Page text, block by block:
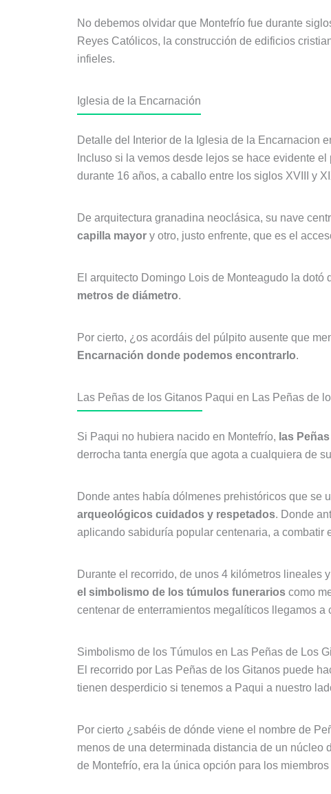
No debemos olvidar que Montefrío fue durante
Reyes Católicos, la construcción de edificios
infieles.
Iglesia de la Encarnación
Detalle del Interior de la Iglesia de la Encarnacion
Incluso si la vemos desde lejos se hace evidente
durante 16 años, a caballo entre los siglos XVIII y
De arquitectura granadina neoclásica, su nave
capilla mayor y otro, justo enfrente, que es el
El arquitecto Domingo Lois de Monteagudo la
metros de diámetro.
Por cierto, ¿os acordáis del púlpito ausente que
Encarnación donde podemos encontrarlo.
Las Peñas de los Gitanos Paqui en Las Peñas de
Si Paqui no hubiera nacido en Montefrío, las
derrocha tanta energía que agota a cualquiera de
Donde antes había dólmenes prehistóricos que se
arqueológicos cuidados y respetados. Donde
aplicando sabiduría popular centenaria, a combatir
Durante el recorrido, de unos 4 kilómetros
el simbolismo de los túmulos funerarios como
centenar de enterramientos megalíticos llegamos
Simbolismo de los Túmulos en Las Peñas de Los
El recorrido por Las Peñas de los Gitanos puede
tienen desperdicio si tenemos a Paqui a nuestro
Por cierto ¿sabéis de dónde viene el nombre de
menos de una determinada distancia de un
de Montefrío, era la única opción para los